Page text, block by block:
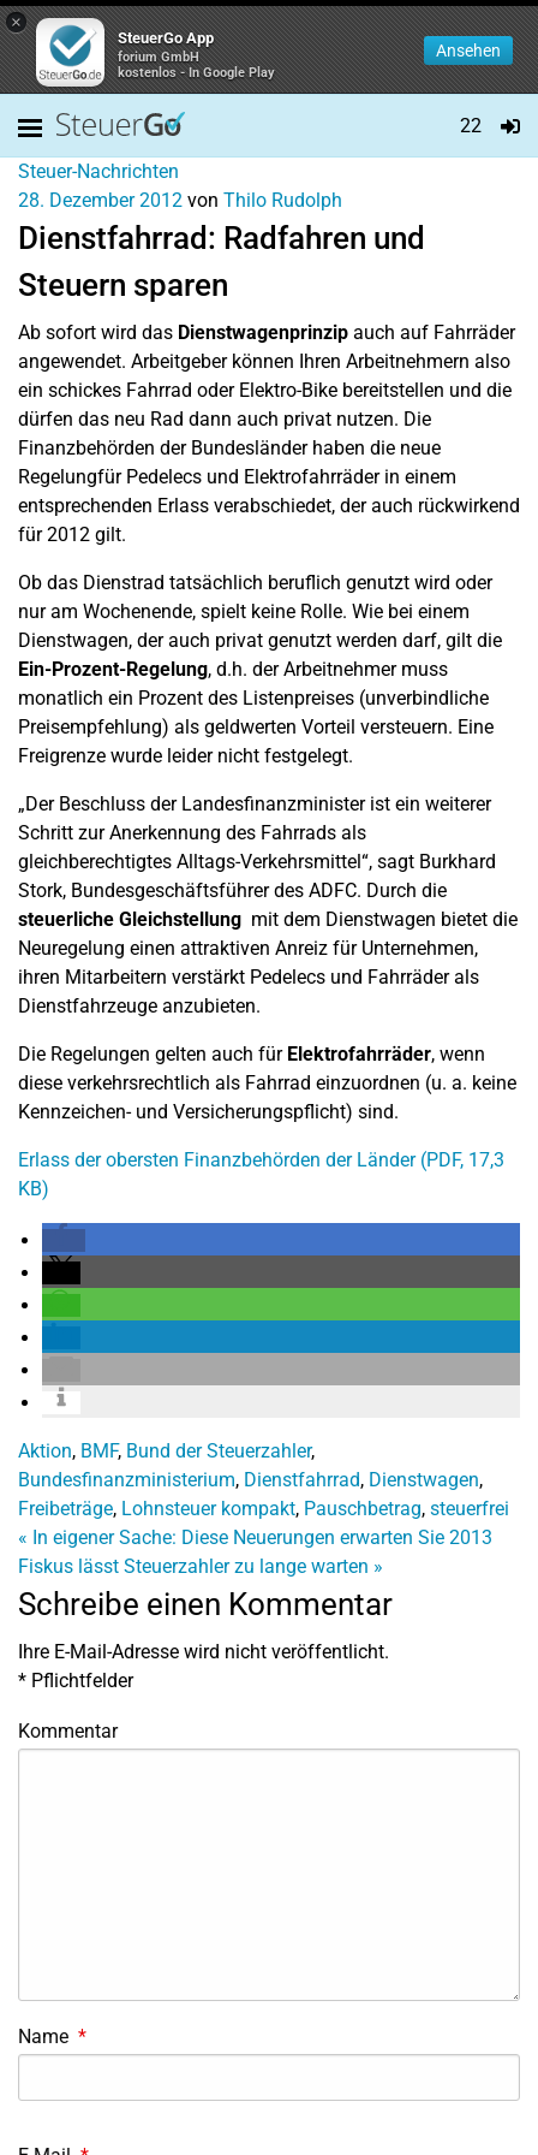
×
SteuerGo App
forium GmbH
kostenlos - In Google Play
Ansehen
22
Steuer-Nachrichten
28. Dezember 2012 von Thilo Rudolph
Dienstfahrrad: Radfahren und
Steuern sparen
Ab sofort wird das Dienstwagenprinzip auch auf Fahrräder
angewendet. Arbeitgeber können Ihren Arbeitnehmern also
ein schickes Fahrrad oder Elektro-Bike bereitstellen und die
dürfen das neu Rad dann auch privat nutzen. Die
Finanzbehörden der Bundesländer haben die neue
Regelungfür Pedelecs und Elektrofahrräder in einem
entsprechenden Erlass verabschiedet, der auch rückwirkend
für 2012 gilt.
Ob das Dienstrad tatsächlich beruflich genutzt wird oder
nur am Wochenende, spielt keine Rolle. Wie bei einem
Dienstwagen, der auch privat genutzt werden darf, gilt die
Ein-Prozent-Regelung, d.h. der Arbeitnehmer muss
monatlich ein Prozent des Listenpreises (unverbindliche
Preisempfehlung) als geldwerten Vorteil versteuern. Eine
Freigrenze wurde leider nicht festgelegt.
„Der Beschluss der Landesfinanzminister ist ein weiterer
Schritt zur Anerkennung des Fahrrads als
gleichberechtigtes Alltags-Verkehrsmittel“, sagt Burkhard
Stork, Bundesgeschäftsführer des ADFC. Durch die
steuerliche Gleichstellung mit dem Dienstwagen bietet die
Neuregelung einen attraktiven Anreiz für Unternehmen,
ihren Mitarbeitern verstärkt Pedelecs und Fahrräder als
Dienstfahrzeuge anzubieten.
Die Regelungen gelten auch für Elektrofahrräder, wenn
diese verkehrsrechtlich als Fahrrad einzuordnen (u. a. keine
Kennzeichen- und Versicherungspflicht) sind.
Erlass der obersten Finanzbehörden der Länder (PDF, 17,3
KB)
Aktion, BMF, Bund der Steuerzahler,
Bundesfinanzministerium, Dienstfahrrad, Dienstwagen,
Freibeträge, Lohnsteuer kompakt, Pauschbetrag, steuerfrei
« In eigener Sache: Diese Neuerungen erwarten Sie 2013
Fiskus lässt Steuerzahler zu lange warten »
Schreibe einen Kommentar
Ihre E-Mail-Adresse wird nicht veröffentlicht.
* Pflichtfelder
Kommentar
Name *